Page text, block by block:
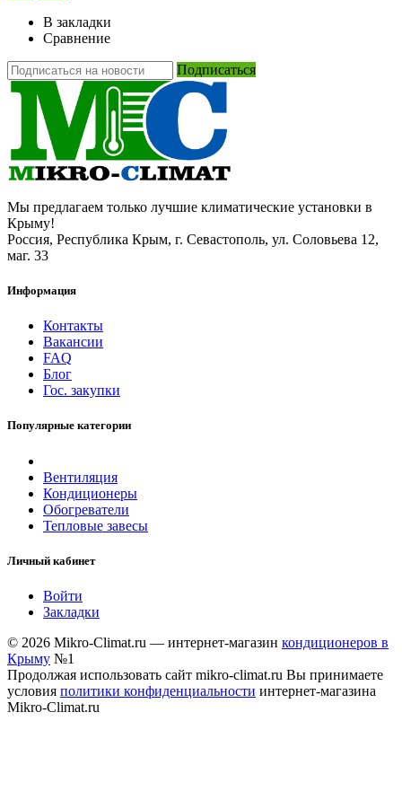
В закладки
Сравнение
Подписаться
Мы предлагаем только лучшие климатические установки в
Крыму!
Россия, Республика Крым, г. Севастополь, ул. Соловьева 12,
маг. 33
Информация
Контакты
Вакансии
FAQ
Блог
Гос. закупки
Популярные категории
Вентиляция
Кондиционеры
Обогреватели
Тепловые завесы
Личный кабинет
Войти
Закладки
© 2026 Mikro-Climat.ru — интернет-магазин кондиционеров в
Крыму №1
Продолжая использовать сайт mikro-climat.ru Вы принимаете
условия политики конфиденциальности интернет-магазина
Mikro-Climat.ru